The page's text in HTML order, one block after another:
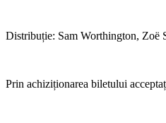
Distribuție: Sam Worthington, Zoë
Prin achiziționarea biletului